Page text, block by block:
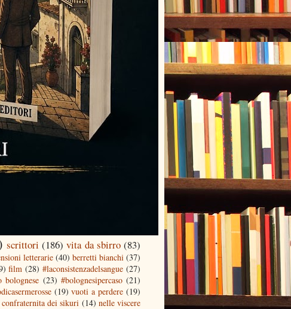
scrittori (186) vita da sbirro (83)
letterarie (40) berretti bianchi (37)
film (28) #laconsistenzadelsangue (27)
bolognese (23) #bolognesipercaso (21)
(19) vuoti a perdere (19)
dei sikuri (14) nelle viscere